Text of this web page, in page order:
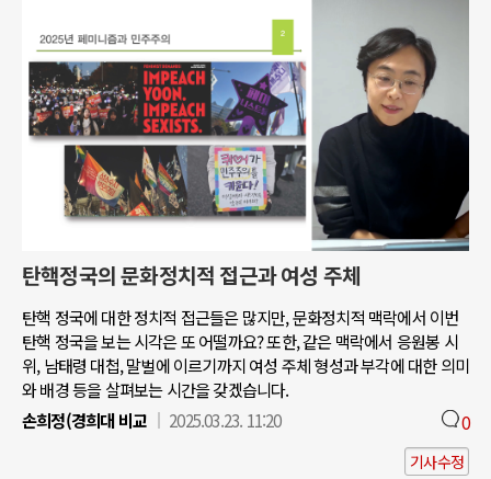
탄핵정국의 문화정치적 접근과 여성 주체
탄핵 정국에 대한 정치적 접근들은 많지만, 문화정치적 맥락에서 이번
탄핵 정국을 보는 시각은 또 어떨까요? 또한, 같은 맥락에서 응원봉 시
위, 남태령 대첩, 말벌에 이르기까지 여성 주체 형성과 부각에 대한 의미
와 배경 등을 살펴보는 시간을 갖겠습니다.
손희정(경희대 비교
2025.03.23. 11:20 0
기사수정